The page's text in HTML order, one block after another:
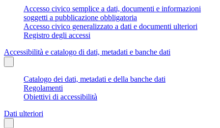
Accesso civico semplice a dati, documenti e informazioni
soggetti a pubblicazione obbligatoria
Accesso civico generalizzato a dati e documenti ulteriori
Registro degli accessi
Accessibilità e catalogo di dati, metadati e banche dati
Catalogo dei dati, metadati e della banche dati
Regolamenti
Obiettivi di accessibilità
Dati ulteriori